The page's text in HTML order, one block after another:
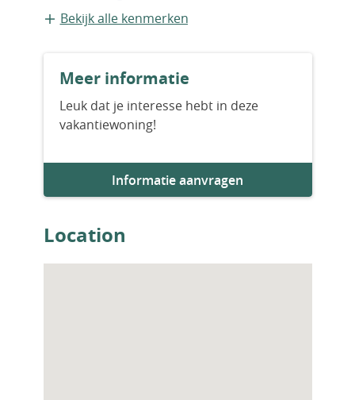
Vrijstaande recreatiewoning
Nieuwbouw
Bouwjaar
Aantal slaapkamers
Aantal badkamers
Bekijk alle kenmerken
Meer informatie
Leuk dat je interesse hebt in deze
vakantiewoning!
Informatie aanvragen
Location